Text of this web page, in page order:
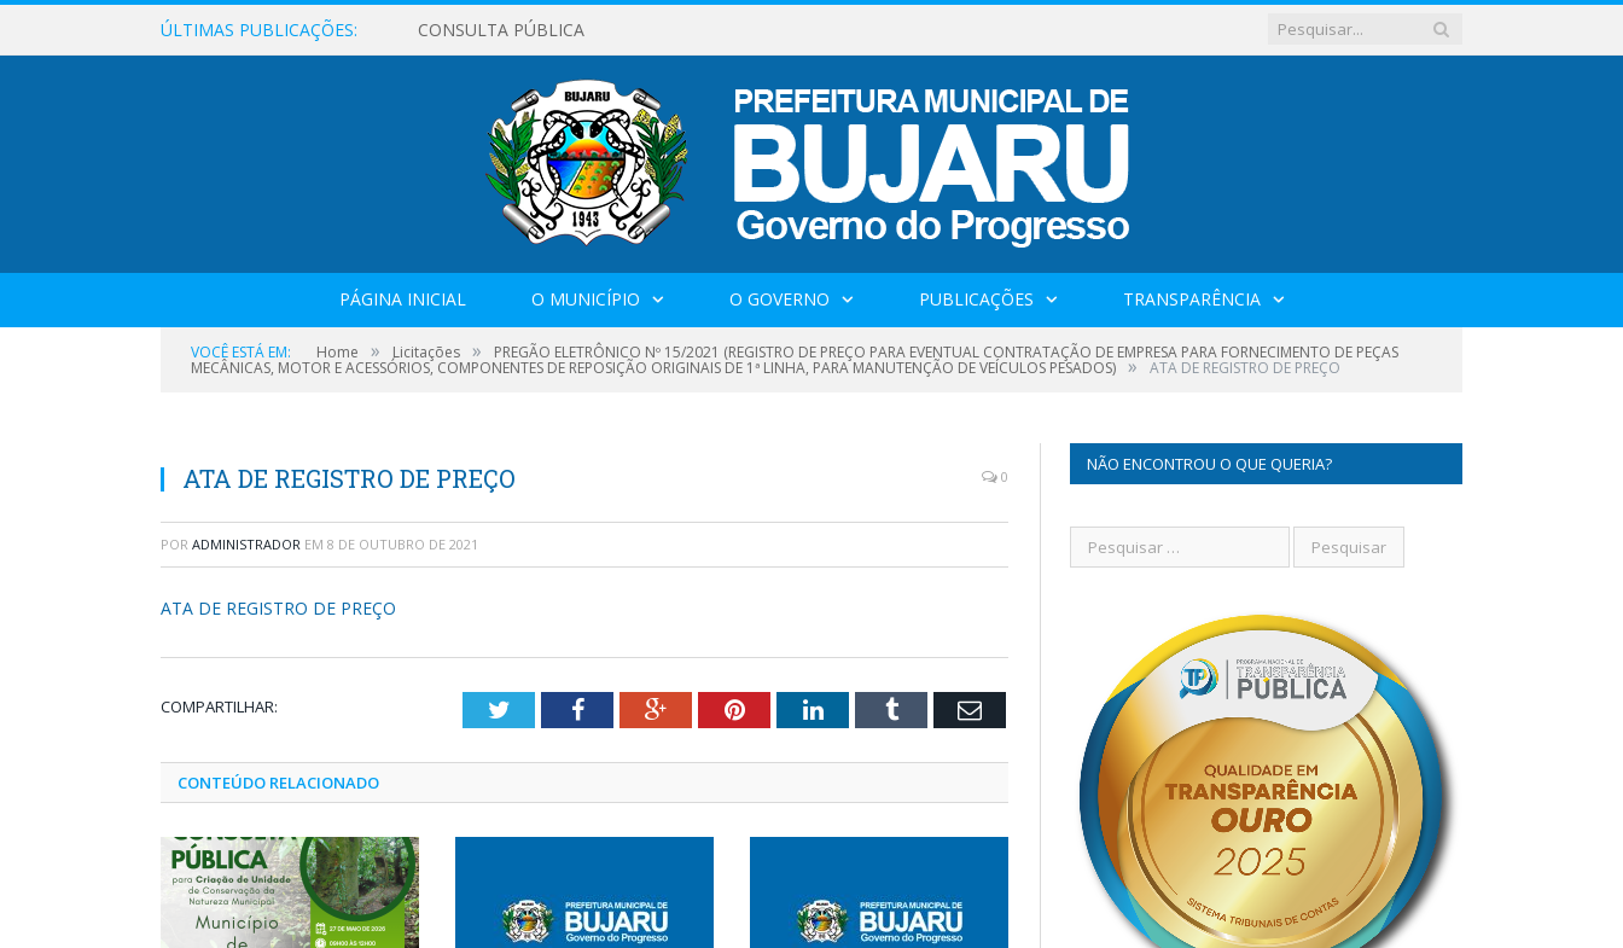
ÚLTIMAS PUBLICAÇÕES: CONSULTA PÚBLICA
PÁGINA INICIAL O MUNICÍPIO O GOVERNO PUBLICAÇÕES TRANSPARÊNCIA
VOCÊ ESTÁ EM: Home » Licitações » PREGÃO ELETRÔNICO Nº 15/2021 (REGISTRO DE PREÇO PARA EVENTUAL CONTRATAÇÃO DE EMPRESA PARA FORNECIMENTO DE PEÇAS
MECÂNICAS, MOTOR E ACESSÓRIOS, COMPONENTES DE REPOSIÇÃO ORIGINAIS DE 1ª LINHA, PARA MANUTENÇÃO DE VEÍCULOS PESADOS) » ATA DE REGISTRO DE PREÇO
ATA DE REGISTRO DE PREÇO 0
POR ADMINISTRADOR EM 8 DE OUTUBRO DE 2021
ATA DE REGISTRO DE PREÇO
COMPARTILHAR: TwitterFacebookGoogle+PinterestLinkedInTumblr Email
CONTEÚDO RELACIONADO
NÃO ENCONTROU O QUE QUERIA?